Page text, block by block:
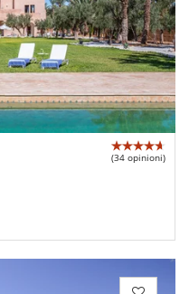
(34 opinioni)